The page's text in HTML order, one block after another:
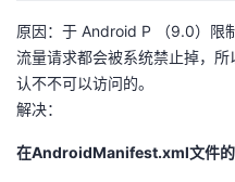
原因：于 Android P （9.0）限
流量请求都会被系统禁止掉，
认不不可以访问的。
解决：
在AndroidManifest.xml文件